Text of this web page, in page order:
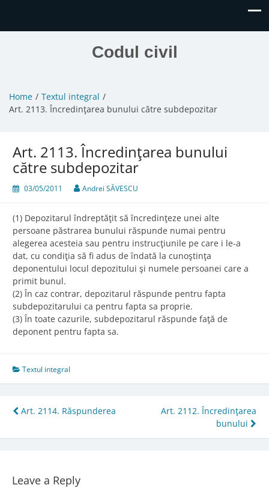
Codul civil
Home
Textul integral
Art. 2113. Încredinţarea bunului către subdepozitar
Art. 2113. Încredinţarea bunului
către subdepozitar
03/05/2011 Andrei SĂVESCU
(1) Depozitarul îndreptăţit să încredinţeze unei alte
persoane păstrarea bunului răspunde numai pentru
alegerea acesteia sau pentru instrucţiunile pe care i le-a
dat, cu condiţia să fi adus de îndată la cunoştinţa
deponentului locul depozitului şi numele persoanei care a
primit bunul.
(2) În caz contrar, depozitarul răspunde pentru fapta
subdepozitarului ca pentru fapta sa proprie.
(3) În toate cazurile, subdepozitarul răspunde faţă de
deponent pentru fapta sa.
Textul integral
Post
navigation
Art. 2114. Răspunderea
Art. 2112. Încredinţarea
bunului
Leave a Reply